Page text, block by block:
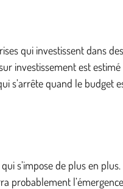
qui investissent dans
investissement est
s’arrête quand le budget
s’impose de plus en
probablement